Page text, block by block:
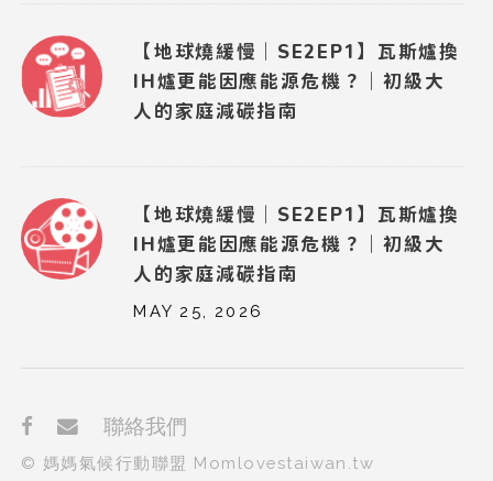
【地球燒緩慢｜SE2EP1】瓦斯爐換
IH爐更能因應能源危機？｜初級大
人的家庭減碳指南
【地球燒緩慢｜SE2EP1】瓦斯爐換
IH爐更能因應能源危機？｜初級大
人的家庭減碳指南
MAY 25, 2026
聯絡我們
© 媽媽氣候行動聯盟 Momlovestaiwan.tw